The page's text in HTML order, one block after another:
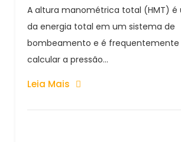
A altura manométrica total (HMT) é
da energia total em um sistema de
bombeamento e é frequentemente
calcular a pressão...
Leia Mais